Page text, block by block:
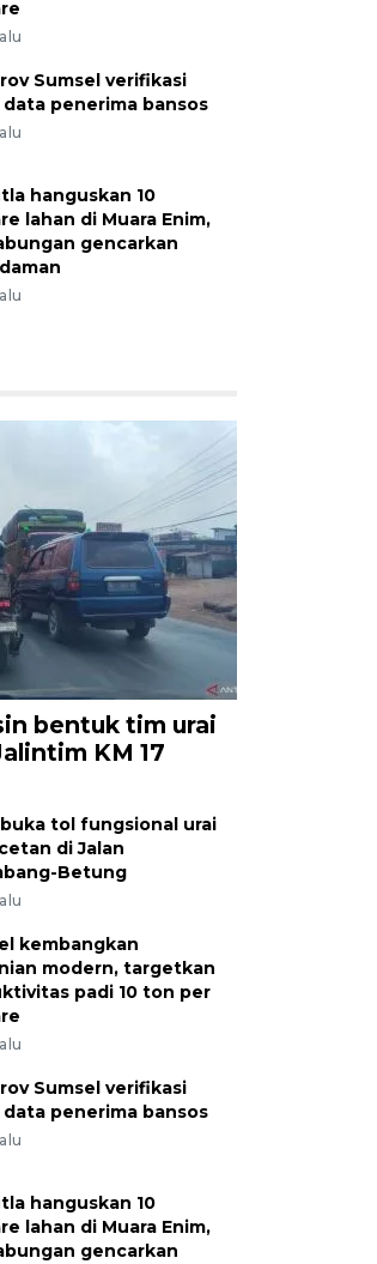
Sumsel verifikasi
data penerima bansos
hanguskan 10
lahan di Muara Enim,
gencarkan
bentuk tim urai
KM 17
tol fungsional urai
di Jalan
Betung
kembangkan
modern, targetkan
padi 10 ton per
Sumsel verifikasi
data penerima bansos
hanguskan 10
lahan di Muara Enim,
gencarkan